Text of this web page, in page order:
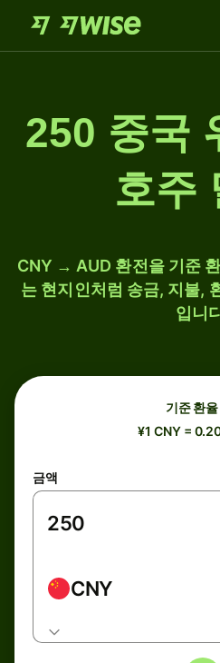
250 중국
호주
CNY → AUD 환전을 기준
는 현지인처럼 송금, 지불,
입니
기준 환율
¥1 CNY =
금액
CNY